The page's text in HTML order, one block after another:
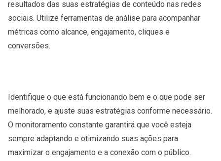
resultados das suas estratégias de conteúdo nas redes
sociais. Utilize ferramentas de análise para acompanhar
métricas como alcance, engajamento, cliques e
conversões.
Identifique o que está funcionando bem e o que pode ser
melhorado, e ajuste suas estratégias conforme necessário.
O monitoramento constante garantirá que você esteja
sempre adaptando e otimizando suas ações para
maximizar o engajamento e a conexão com o público.